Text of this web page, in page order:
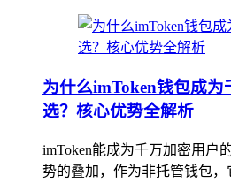
为什么imToken钱包成为
选？核心优势全解析
imToken能成为千万加密用户
势的叠加，作为非托管钱包